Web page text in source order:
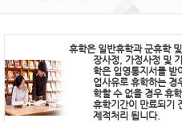
휴학은 일반휴학과 군휴학
장사정, 가정사정 및
학은 입영통지서를 받
업사유로 휴학하는 경
학할 수 없을 경우 휴
휴학기간이 만료되기
제적처리 됩니다.